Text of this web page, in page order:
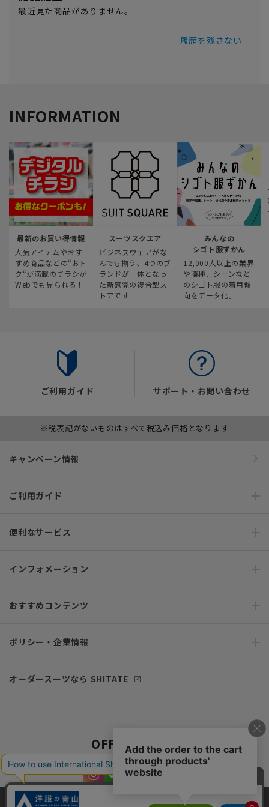
最近見た商品がありません。
履歴を残さない
INFORMATION
最新のお買い得情報
人気アイテムやおす
すめ商品などの“おト
ク“が満載のチラシが
Webでも見られる！
スーツスクエア
ビジネスウェアがな
んでも揃う、4つのブ
ランドが一体となっ
た新感覚の複合型ス
トアです
みんなの
シゴト服ずかん
12,000人以上の業界
や職種、シーンなど
のシゴト服の着用傾
向をデータ化。
ご利用ガイド サポート・お問い合わせ
※税表記がないものはすべて税込み価格となります
キャンペーン情報
ご利用ガイド
便利なサービス
インフォメーション
おすすめコンテンツ
ポリシー・企業情報
オーダースーツなら SHITATE
OFFICIAL SNS